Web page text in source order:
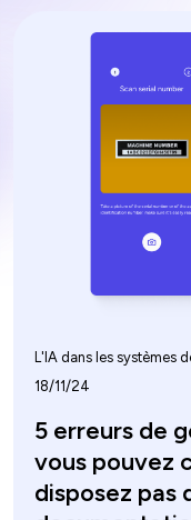
opérations. Le
basé sur l’IA de
contribution à
documentation
est gérée,
marque dans cet
L'IA dans les systèmes
18/11/24
5 erreurs de
vous pouvez
disposez pas